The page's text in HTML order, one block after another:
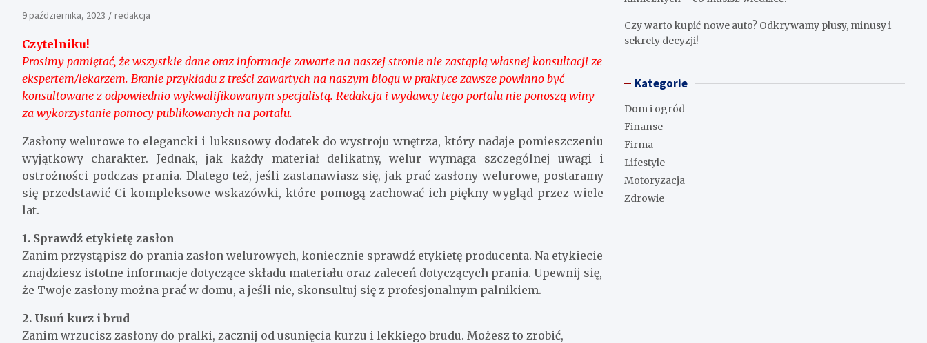
9 października, 2023 redakcja
Czytelniku!
Prosimy pamiętać, że wszystkie dane oraz informacje zawarte na naszej stronie nie zastąpią własnej konsultacji ze
ekspertem/lekarzem. Branie przykładu z treści zawartych na naszym blogu w praktyce zawsze powinno być
konsultowane z odpowiednio wykwalifikowanym specjalistą. Redakcja i wydawcy tego portalu nie ponoszą winy
za wykorzystanie pomocy publikowanych na portalu.
Zasłony welurowe to elegancki i luksusowy dodatek do wystroju wnętrza, który nadaje pomieszczeniu
wyjątkowy charakter. Jednak, jak każdy materiał delikatny, welur wymaga szczególnej uwagi i
ostrożności podczas prania. Dlatego też, jeśli zastanawiasz się, jak prać zasłony welurowe, postaramy
się przedstawić Ci kompleksowe wskazówki, które pomogą zachować ich piękny wygląd przez wiele
lat.
1. Sprawdź etykietę zasłon
Zanim przystąpisz do prania zasłon welurowych, koniecznie sprawdź etykietę producenta. Na etykiecie
znajdziesz istotne informacje dotyczące składu materiału oraz zaleceń dotyczących prania. Upewnij się,
że Twoje zasłony można prać w domu, a jeśli nie, skonsultuj się z profesjonalnym palnikiem.
2. Usuń kurz i brud
Zanim wrzucisz zasłony do pralki, zacznij od usunięcia kurzu i lekkiego brudu. Możesz to zrobić,
Czy warto kupić nowe auto? Odkrywamy plusy, minusy i
sekrety decyzji!
Kategorie
Dom i ogród
Finanse
Firma
Lifestyle
Motoryzacja
Zdrowie